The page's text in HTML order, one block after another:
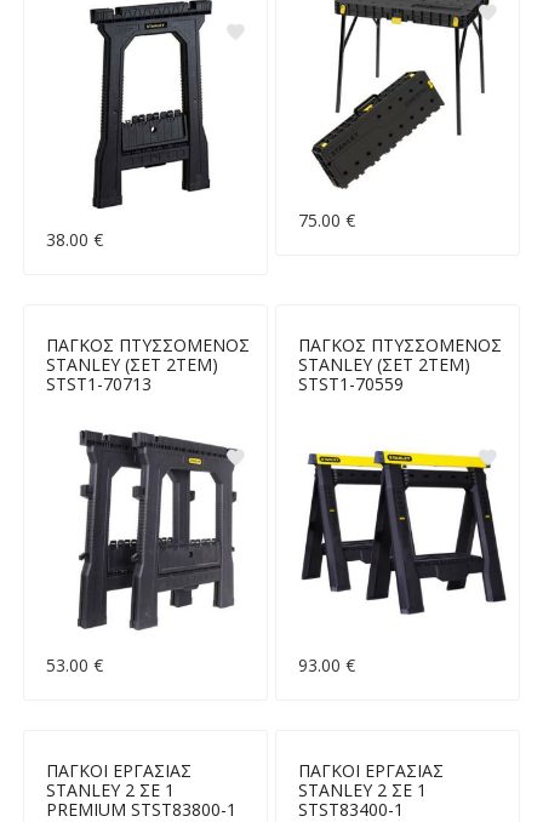
38.00 €
75.00 €
ΠΑΓΚΟΣ ΠΤΥΣΣΟΜΕΝΟΣ
STANLEY (ΣΕΤ 2ΤΕΜ)
STST1-70713
53.00 €
ΠΑΓΚΟΣ ΠΤΥΣΣΟΜΕΝΟΣ
STANLEY (ΣΕΤ 2ΤΕΜ)
STST1-70559
93.00 €
ΠΑΓΚΟΙ ΕΡΓΑΣΙΑΣ
STANLEY 2 ΣΕ 1
PREMIUM STST83800-1
ΠΑΓΚΟΙ ΕΡΓΑΣΙΑΣ
STANLEY 2 ΣΕ 1
STST83400-1